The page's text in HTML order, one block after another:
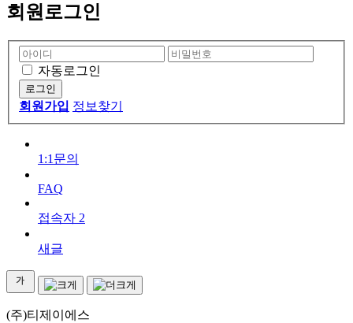
회원로그인
자동로그인
회원가입 정보찾기
1:1문의
FAQ
접속자 2
새글
(주)티제이에스